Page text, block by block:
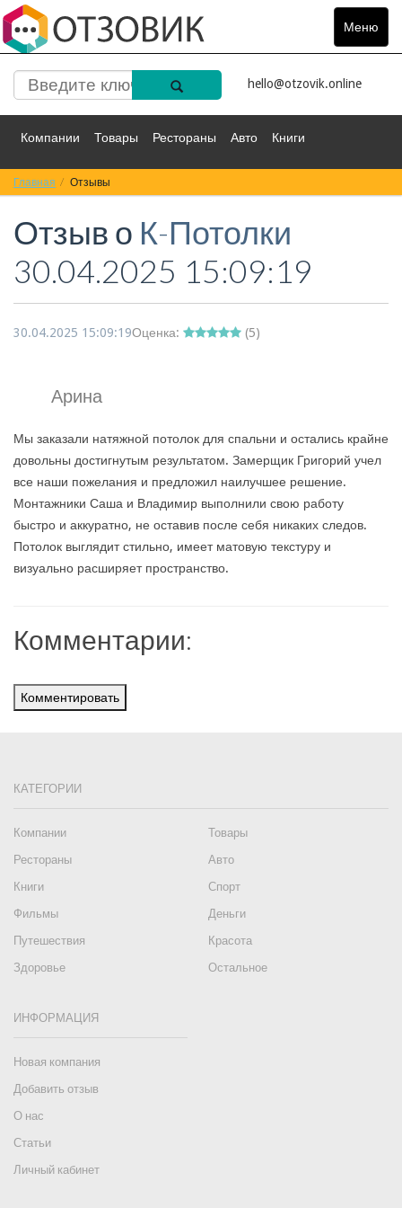
Меню
Toggle
hello@otzovik.online
Компании Товары Рестораны Авто Книги
Спорт Фильмы
Красота Здоровье Остальное
Главная Отзывы
Отзыв о К-Потолки
30.04.2025 15:09:19
30.04.2025 15:09:19Оценка: (5)
Арина
Мы заказали натяжной потолок для спальни и остались крайне
довольны достигнутым результатом. Замерщик Григорий учел
все наши пожелания и предложил наилучшее решение.
Монтажники Саша и Владимир выполнили свою работу
быстро и аккуратно, не оставив после себя никаких следов.
Потолок выглядит стильно, имеет матовую текстуру и
визуально расширяет пространство.
Комментарии:
Комментировать
КАТЕГОРИИ
Компании
Товары
Рестораны
Авто
Книги
Спорт
Фильмы
Деньги
Путешествия
Красота
Здоровье
Остальное
ИНФОРМАЦИЯ
Новая компания
Добавить отзыв
О нас
Статьи
Личный кабинет